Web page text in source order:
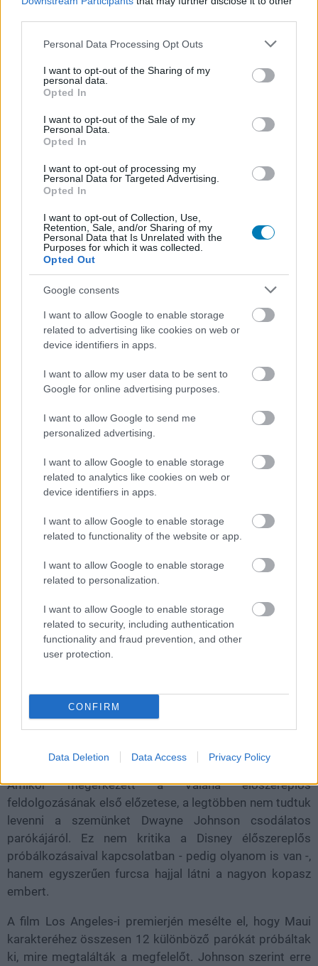
Please note that this website/app uses one or more Google
not limited to your visit or usage behaviour. You may click to
grant or deny consent to Google and its third-party tags to
use your data for below specified purposes in below Google
consent section.
Personal Data Processing Opt Outs
I want to opt-out of the Sharing of my
personal data.
Opted In
I want to opt-out of the Sale of my
Personal Data.
Opted In
I want to opt-out of processing my
Personal Data for Targeted Advertising.
Opted In
I want to opt-out of Collection, Use,
Retention, Sale, and/or Sharing of my
Personal Data that Is Unrelated with the
Purposes for which it was collected.
Opted Out
Google consents
I want to allow Google to enable storage
related to advertising like cookies on web or
device identifiers in apps.
I want to allow my user data to be sent to
Google for online advertising purposes.
I want to allow Google to send me
personalized advertising.
I want to allow Google to enable storage
related to analytics like cookies on web or
device identifiers in apps.
I want to allow Google to enable storage
related to functionality of the website or app.
I want to allow Google to enable storage
related to personalization.
I want to allow Google to enable storage
related to security, including authentication
functionality and fraud prevention, and other
user protection.
CONFIRM
Data Deletion Data Access Privacy Policy
kérdéses, hogy az árazás milyen lesz, figyelembe véve a
tartalom mennyiségét. Az Easy Red 2 nem a legdrágább
a maga 9 eurójával
, illetve a minden eddigi 6 eurós
DLC-t összecsomagoló "All Fronts" kiadás is csak 29,65
euró, szóval még a teljes élményért is csak egy átlagos
AAA cím felét kell kifizetnünk.
Mindenesetre kíváncsian várjuk, hogy mekkora sikert
arat majd a Blood on the Danube!
SMASH by Meló-Diák: Homok, zene és a nyár legjobb
hangulata – Jön a második forduló! (X)
Július végén folytatódik a balatoni strandröplabda-
sorozat.
Hozzászólások
Dwayne Johnson imádta a
parókás mémeket
2026 július 8. 11:31
Akkorákat nevetett a Maui-parókás
viccelődésen, mint mindannyian.
21.86%
Amikor megérkezett aVaianaélőszereplős
feldolgozásának első előzetese, a legtöbben nem tudtuk
levenni a szemünket Dwayne Johnson csodálatos
parókájáról. Ez nem kritika a Disney élőszereplős
próbálkozásaival kapcsolatban - pedig olyanom is van -,
hanem egyszerűen furcsa hajjal látni a nagyon kopasz
embert.
A film Los Angeles-i premierjén mesélte el, hogy Maui
karakteréhez összesen 12 különböző parókát próbáltak
ki, mire megtalálták a megfelelőt. Johnson szerint erre